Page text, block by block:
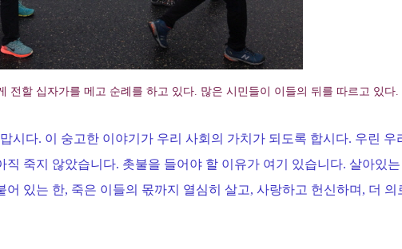
전할 십자가를 메고 순례를 하고 있다. 많은 시민들이 이들의 뒤를 따르고 있다.
시다. 이 숭고한 이야기가 우리 사회의 가치가 되도록 합시다. 우린 우
죽지 않았습니다. 촛불을 들어야 할 이유가 여기 있습니다. 살아있
있는 한, 죽은 이들의 몫까지 열심히 살고, 사랑하고 헌신하며, 더 의